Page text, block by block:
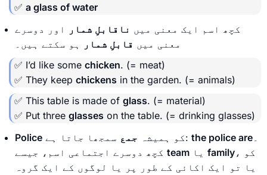
✅ a glass of water
کچھ اسم ایک معنی میں ناقابلِ شمار
اور دوسرے
معنی میں قابلِ شمار
ہو سکتے ہیں۔
✅ I’d like some chicken. (= meat)
✅ They keep chickens in the garden. (= animals)
✅ This table is made of glass. (= material)
✅ Put three glasses on the table. (= drinking glasses)
Police
کو ہمیشہ جمع سمجھا جاتا ہے: the police are
team family ، کو
یا تو ایک اکائی کے طور پر یا لوگوں کے ایک گروہ